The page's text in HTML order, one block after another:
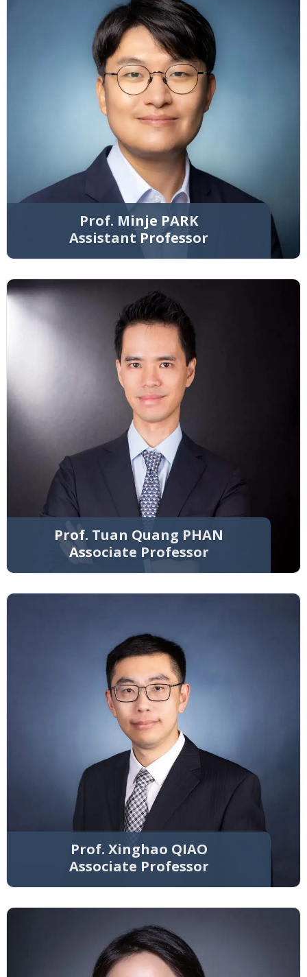
Prof. Minje PARK
Assistant Professor
Prof. Tuan Quang PHAN
Associate Professor
Prof. Xinghao QIAO
Associate Professor